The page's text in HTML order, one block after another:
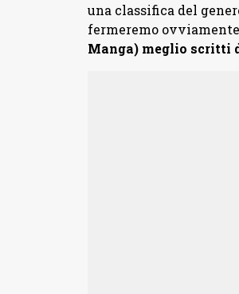
una classifica del
fermeremo
Manga) meglio scritti